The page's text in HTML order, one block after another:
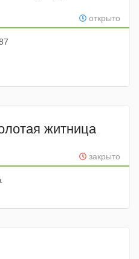
открыто
житница
закрыто